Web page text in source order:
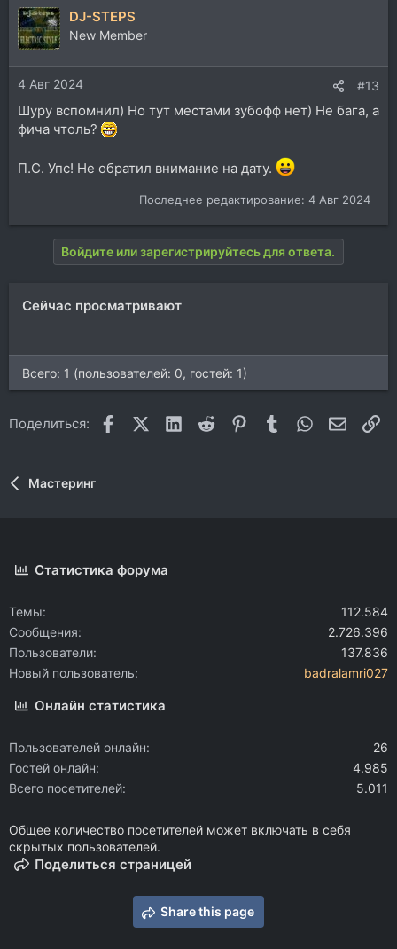
к
ц
и
и
:
DJ-STEPS
New Member
4 Авг 2024 #13
Шуру вспомнил) Но тут местами зубофф нет) Не бага, а
фича чтоль?
П.С. Упс! Не обратил внимание на дату.
Последнее редактирование: 4 Авг 2024
Войдите или зарегистрируйтесь для ответа.
Сейчас просматривают
Всего: 1 (пользователей: 0, гостей: 1)
Поделиться: FacebookX (Twitter)
LinkedIn
Reddit Pinterest
Tumblr WhatsApp
Мастеринг
Статистика форума
Темы
112.584
Сообщения
2.726.396
Пользователи
137.836
Новый пользователь
badralamri027
Онлайн статистика
Пользователей онлайн
26
Гостей онлайн
4.985
Всего посетителей
5.011
Общее количество посетителей может включать в себя
скрытых пользователей.
Поделиться страницей
Share this page